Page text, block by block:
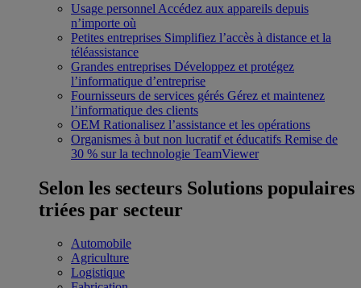
Usage personnel Accédez aux appareils depuis
n’importe où
Petites entreprises Simplifiez l’accès à distance et la
téléassistance
Grandes entreprises Développez et protégez
l’informatique d’entreprise
Fournisseurs de services gérés Gérez et maintenez
l’informatique des clients
OEM Rationalisez l’assistance et les opérations
Organismes à but non lucratif et éducatifs Remise de
30 % sur la technologie TeamViewer
Selon les secteurs Solutions populaires
triées par secteur
Automobile
Agriculture
Logistique